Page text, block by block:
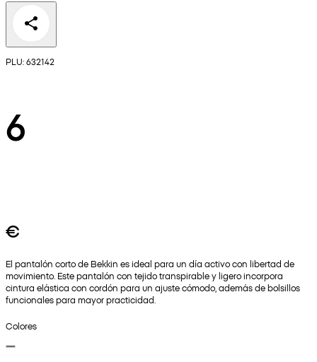
PLU: 632142
6
€
El pantalón corto de Bekkin es ideal para un día activo con libertad de
movimiento. Este pantalón con tejido transpirable y ligero incorpora
cintura elástica con cordón para un ajuste cómodo, además de bolsillos
funcionales para mayor practicidad.
Colores